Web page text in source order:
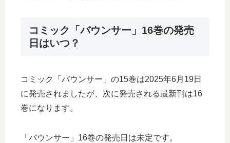
コミック「バウンサー」16巻の発売
日はいつ？
コミック「バウンサー」の15巻は2025年6月19日
に発売されましたが、次に発売される最新刊は16
巻になります。
「バウンサー」16巻の発売日は未定です。